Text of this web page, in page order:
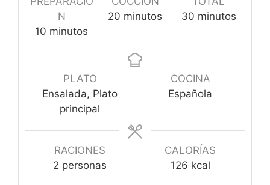
N
10 minutos
minutos
20 minutos
minutos
30minutos
minutos
PLATO
Ensalada, Plato
principal
COCINA
Española
RACIONES
2 personas
CALORÍAS
126 kcal